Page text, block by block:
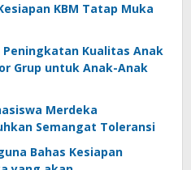
KBM Tatap Muka
Kualitas Anak
Grup untuk Anak-Anak
Merdeka
Semangat Toleransi
Bahas Kesiapan